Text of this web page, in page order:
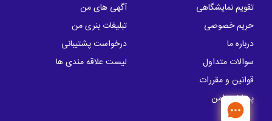
تقویم نمایشگاهی
حریم خصوصی
درباره ما
سوالات متداول
قوانین و مقررات
پرداخت امن
آگهی های من
تبلیغات بنری من
درخواست پشتیبانی
لیست علاقه مندی ها